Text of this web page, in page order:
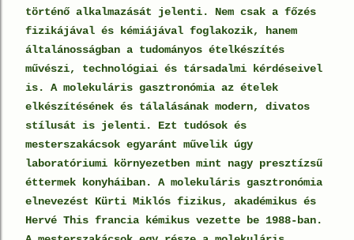
történő alkalmazását jelenti. Nem csak a főzés
fizikájával és kémiájával foglakozik, hanem
általánosságban a tudományos ételkészítés
művészi, technológiai és társadalmi kérdéseivel
is. A molekuláris gasztronómia az ételek
elkészítésének és tálalásának modern, divatos
stílusát is jelenti. Ezt tudósok és
mesterszakácsok egyaránt művelik úgy
laboratóriumi környezetben mint nagy presztízsű
éttermek konyháiban. A molekuláris gasztronómia
elnevezést Kürti Miklós fizikus, akadémikus és
Hervé This francia kémikus vezette be 1988-ban.